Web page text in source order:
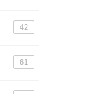
42
61